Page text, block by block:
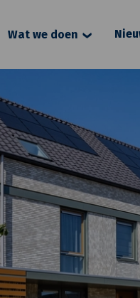
Wat we doen